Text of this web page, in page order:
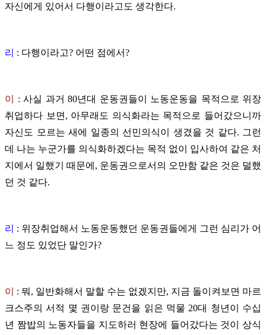
자신에게 있어서 다행이라고도 생각한다.
리 : 다행이라고? 어떤 점에서?
이 : 사실 과거 80년대 운동권들이 노동운동을 목적으로 위장
취업하다 보면, 아무래도 의식화라는 목적으로 들어갔으니까
자신도 모르는 새에 일종의 선민의식이 생겼을 것 같다. 그런
데 나는 누군가를 의식화하겠다는 목적 없이 입사하여 같은 처
지에서 일했기 때문에, 운동권으로서의 오만함 같은 것은 덜했
던 것 같다.
리 : 위장취업해서 노동운동했던 운동권들에게 그런 심리가 어
느 정도 있었단 말인가?
이 : 뭐, 일반화해서 말할 수는 없겠지만, 지금 돌이켜보면 마르
크스주의 서적 몇 권이랑 문건을 읽은 먹물 20대 청년이 수십
년 짬밥의 노동자들을 지도하러 현장에 들어갔다는 것이 상식